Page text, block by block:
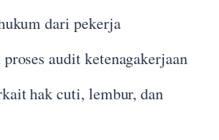
dari pekerja
audit ketenagakerjaan
hak cuti, lembur, dan